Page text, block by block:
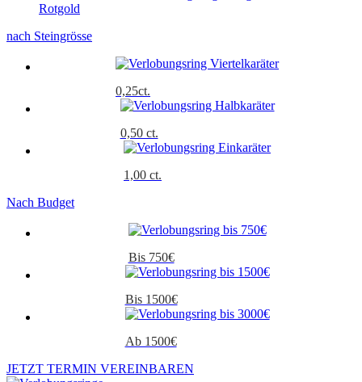
Rotgold
nach Steingrösse
0,25ct.
0,50 ct.
1,00 ct.
Nach Budget
Bis 750€
Bis 1500€
Ab 1500€
JETZT TERMIN VEREINBAREN